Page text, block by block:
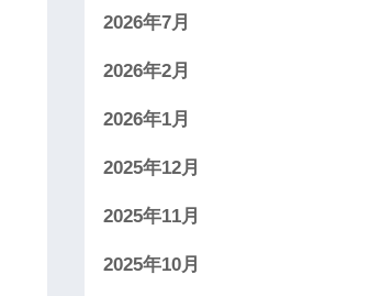
2026年7月
2026年2月
2026年1月
2025年12月
2025年11月
2025年10月